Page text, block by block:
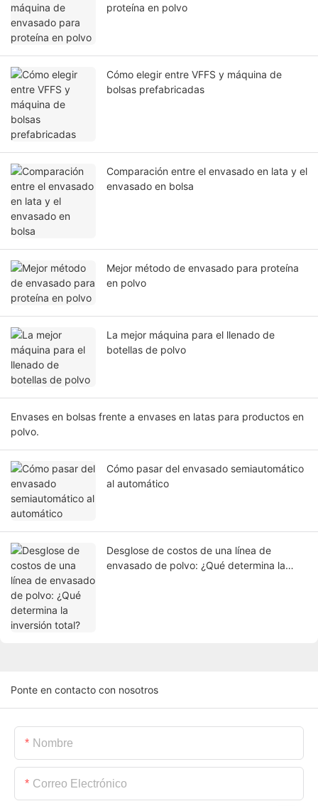
proteína en polvo
Cómo elegir entre VFFS y máquina de
bolsas prefabricadas
Comparación entre el envasado en lata y el
envasado en bolsa
Mejor método de envasado para proteína
en polvo
La mejor máquina para el llenado de
botellas de polvo
Envases en bolsas frente a envases en latas para productos en
polvo.
Cómo pasar del envasado semiautomático
al automático
Desglose de costos de una línea de
envasado de polvo: ¿Qué determina la
Ponte en contacto con nosotros
Nombre
Correo Electrónico